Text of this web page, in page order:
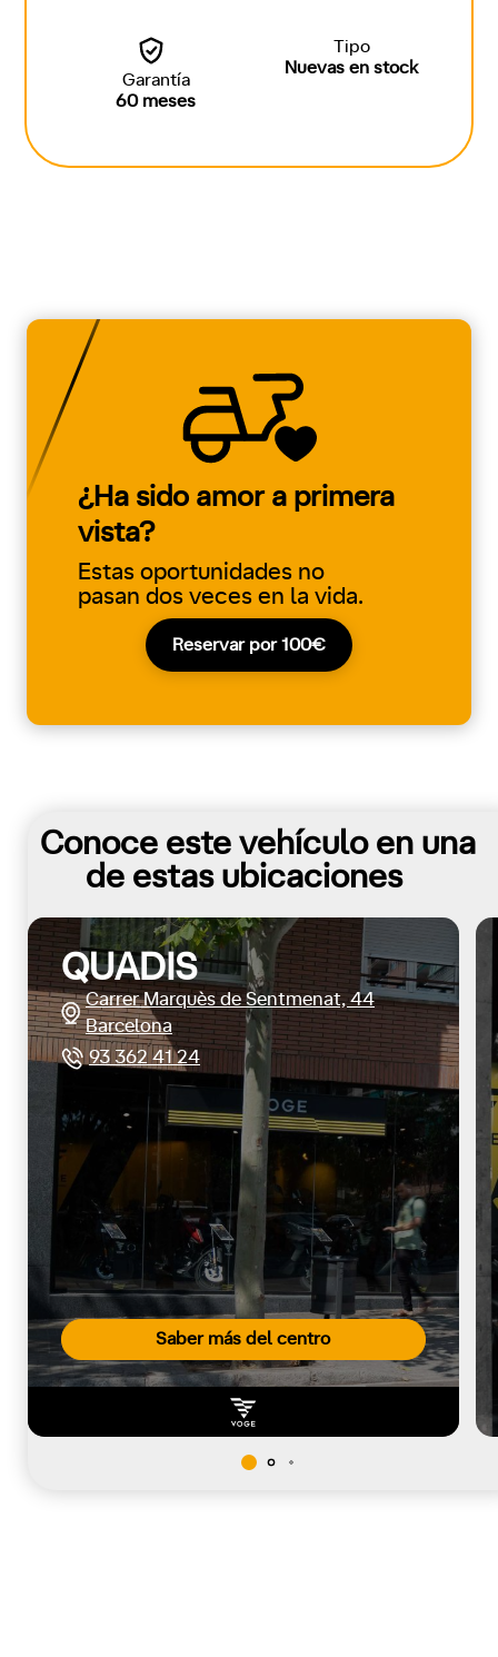
Garantía
60 meses
Tipo
Nuevas en stock
¿Ha sido amor a primera
vista?
Estas oportunidades no
pasan dos veces en la vida.
Reservar por 100€
Conoce este vehículo en una
de estas ubicaciones
Saber más del centro
QUADIS
Carrer Marquès de Sentmenat, 44
Barcelona
93 362 41 24